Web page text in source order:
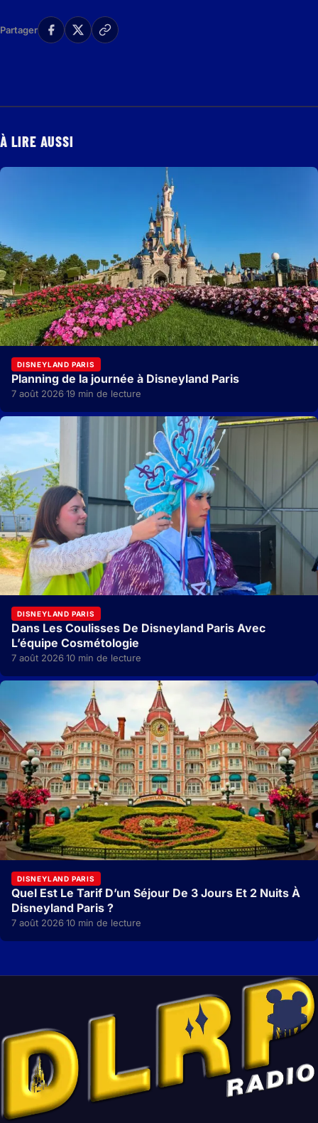
Partager
À LIRE AUSSI
DISNEYLAND PARIS
Planning de la journée à Disneyland Paris
7 août 2026·19 min de lecture
DISNEYLAND PARIS
Dans Les Coulisses De Disneyland Paris Avec
L’équipe Cosmétologie
7 août 2026·10 min de lecture
DISNEYLAND PARIS
Quel Est Le Tarif D’un Séjour De 3 Jours Et 2 Nuits À
Disneyland Paris ?
7 août 2026·10 min de lecture